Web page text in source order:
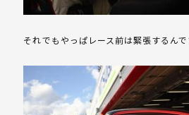
それでもやっぱレース前は緊張するん